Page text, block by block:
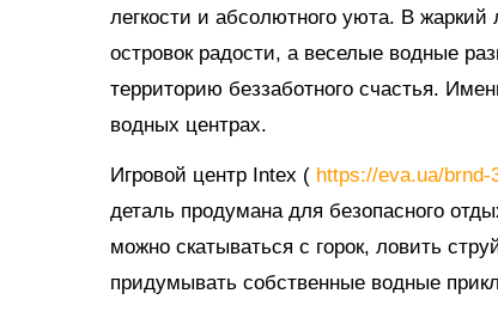
легкости и абсолютного уюта. В
островок радости, а веселые водные
территорию беззаботного счастья.
водных центрах.
Игровой центр Intex ( https://eva.ua/brnd-
деталь продумана для безопасного
можно скатываться с горок, ловить
придумывать собственные водные